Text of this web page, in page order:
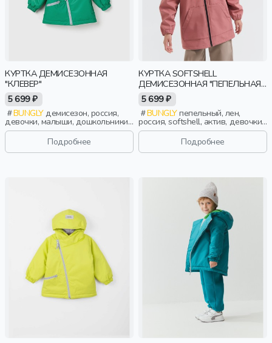
КУРТКА ДЕМИСЕЗОННАЯ
"КЛЕВЕР"
5 699 ₽
BUNGLYдемисезон, россия,
девочки, малыши, дошкольники,
дети
Подробнее
КУРТКА SOFTSHELL
ДЕМИСЕЗОННАЯ "ПЕПЕЛЬНАЯ
РОЗА" 7+
5 699 ₽
BUNGLYпепельный, лен,
россия, softshell, актив, девочки,
школьники, подростки, дети
Подробнее